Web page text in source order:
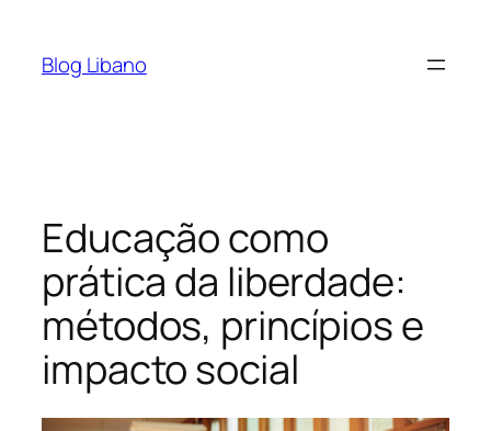
Blog Libano
Educação como
prática da liberdade:
métodos, princípios e
impacto social